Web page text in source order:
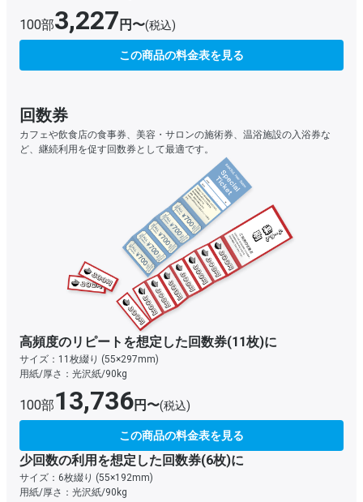
100部3,227 円〜(税込)
この商品の料金表を見る
回数券
カフェや飲食店の食事券、美容・サロンの施術券、温浴施設の入浴券な
ど、継続利用を促す回数券として最適です。
高頻度のリピートを想定した回数券(11枚)に
サイズ：11枚綴り (55×297mm)
用紙/厚さ：光沢紙/90kg
100部13,736円〜(税込)
この商品の料金表を見る
少回数の利用を想定した回数券(6枚)に
サイズ：6枚綴り (55×192mm)
用紙/厚さ：光沢紙/90kg